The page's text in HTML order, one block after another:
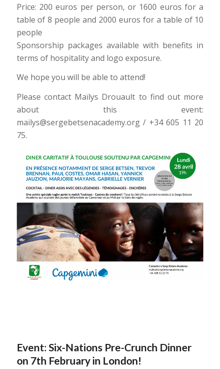
Price: 200 euros per person, or 1600 euros for a
table of 8 people and 2000 euros for a table of 10
people
Sponsorship packages available with benefits in
terms of hospitality and logo exposure.
We hope you will be able to attend!
Please contact Maïlys Drouault to find out more
about this event:
mailys@sergebetsenacademy.org / +34 605 11 20
75.
Event: Six-Nations Pre-Crunch Dinner
on 7th February in London!